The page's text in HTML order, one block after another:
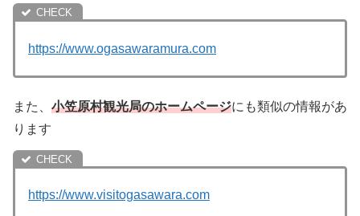
https://www.ogasawaramura.com
また、 小笠原村観光局のホームページにも類似の情報があ
ります
https://www.visitogasawara.com